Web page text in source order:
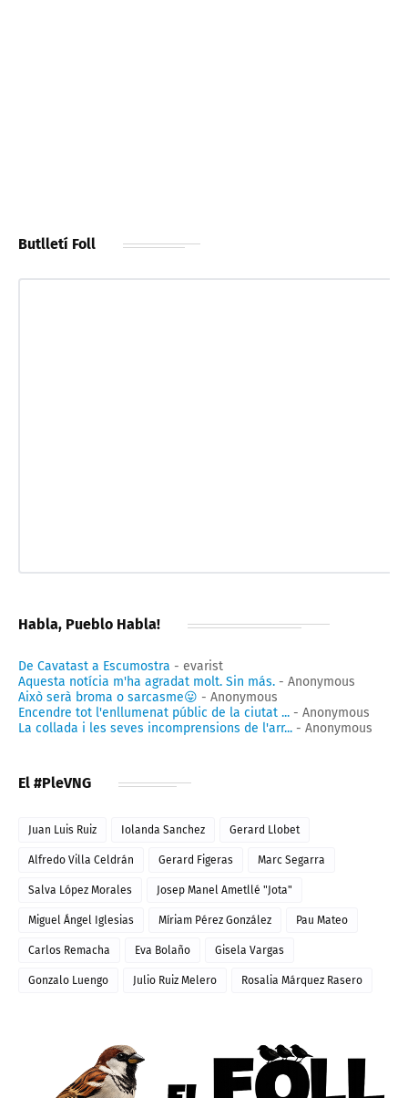
Butlletí Foll
Habla, Pueblo Habla!
De Cavatast a Escumostra - evarist
Aquesta notícia m'ha agradat molt. Sin más. - Anonymous
Això serà broma o sarcasme😛 - Anonymous
Encendre tot l'enllumenat públic de la ciutat ... - Anonymous
La collada i les seves incomprensions de l'arr... - Anonymous
El #PleVNG
Juan Luis Ruiz Iolanda Sanchez Gerard Llobet
Alfredo Villa Celdrán Gerard Figeras Marc Segarra
Salva López Morales Josep Manel Ametllé "Jota"
Miguel Ángel Iglesias Míriam Pérez González Pau Mateo
Carlos Remacha Eva Bolaño Gisela Vargas
Gonzalo Luengo Julio Ruiz Melero Rosalia Márquez Rasero